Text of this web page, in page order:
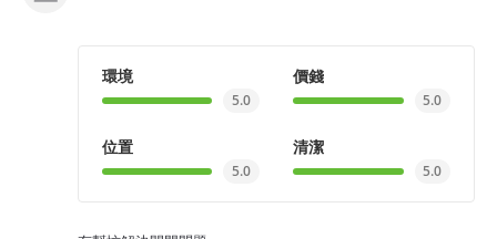
環境
5.0
價錢
5.0
位置
5.0
清潔
5.0